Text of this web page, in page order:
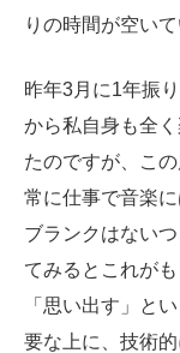
りの時間が空い
昨年3月に1年振
から私自身も全
たのですが、こ
常に仕事で音楽
ブランクはない
てみるとこれが
「思い出す」と
要な上に、技術